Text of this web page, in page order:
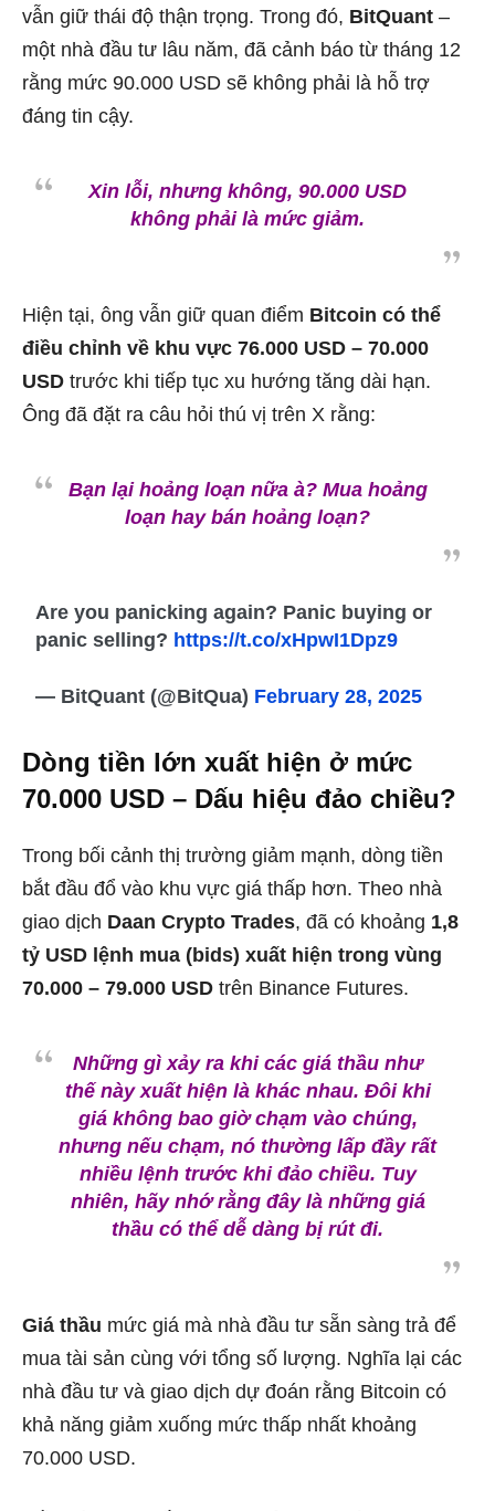
vẫn giữ thái độ thận trọng. Trong đó, BitQuant –
một nhà đầu tư lâu năm, đã cảnh báo từ tháng 12
rằng mức 90.000 USD sẽ không phải là hỗ trợ
đáng tin cậy.
Xin lỗi, nhưng không, 90.000 USD
không phải là mức giảm.
Hiện tại, ông vẫn giữ quan điểm Bitcoin có thể
điều chỉnh về khu vực 76.000 USD – 70.000
USD trước khi tiếp tục xu hướng tăng dài hạn.
Ông đã đặt ra câu hỏi thú vị trên X rằng:
Bạn lại hoảng loạn nữa à? Mua hoảng
loạn hay bán hoảng loạn?
Are you panicking again? Panic buying or
panic selling? https://t.co/xHpwI1Dpz9
— BitQuant (@BitQua) February 28, 2025
Dòng tiền lớn xuất hiện ở mức
70.000 USD – Dấu hiệu đảo chiều?
Trong bối cảnh thị trường giảm mạnh, dòng tiền
bắt đầu đổ vào khu vực giá thấp hơn. Theo nhà
giao dịch Daan Crypto Trades, đã có khoảng 1,8
tỷ USD lệnh mua (bids) xuất hiện trong vùng
70.000 – 79.000 USD trên Binance Futures.
Những gì xảy ra khi các giá thầu như
thế này xuất hiện là khác nhau. Đôi khi
giá không bao giờ chạm vào chúng,
nhưng nếu chạm, nó thường lấp đầy rất
nhiều lệnh trước khi đảo chiều. Tuy
nhiên, hãy nhớ rằng đây là những giá
thầu có thể dễ dàng bị rút đi.
Giá thầu mức giá mà nhà đầu tư sẵn sàng trả để
mua tài sản cùng với tổng số lượng. Nghĩa lại các
nhà đầu tư và giao dịch dự đoán rằng Bitcoin có
khả năng giảm xuống mức thấp nhất khoảng
70.000 USD.